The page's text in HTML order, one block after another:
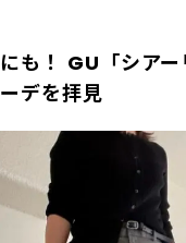
も！ GU「シア
デを拝見